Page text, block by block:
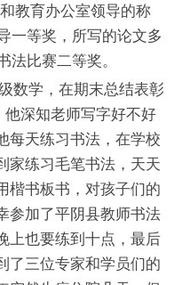
教育办公室领导的称
一等奖，所写的论文多
法比赛二等奖。
学，在期末总结表彰
他深知老师写字好不好
每天练习书法，在学校
家练习毛笔书法，天天
楷书板书，对孩子们的
参加了平阴县教师书法
上也要练到十点，最后
了三位专家和学员们的